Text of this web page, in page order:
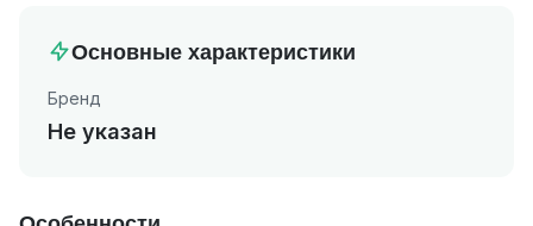
Основные характеристики
Бренд
Не указан